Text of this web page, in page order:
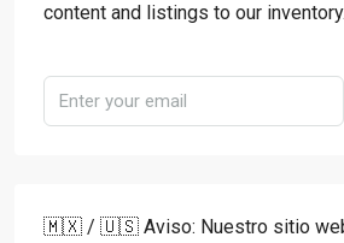
content and listings to our inventory.
🇲🇽 / 🇺🇸 Aviso: Nuestro sitio